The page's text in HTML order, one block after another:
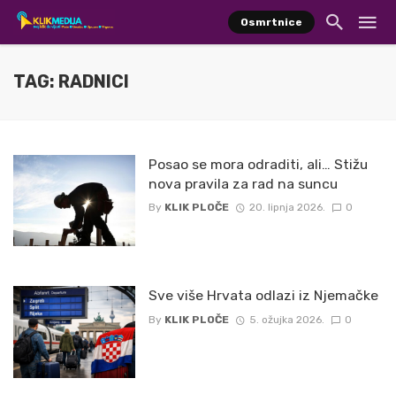
Osmrtnice
TAG: RADNICI
Posao se mora odraditi, ali… Stižu
nova pravila za rad na suncu
By KLIK PLOČE 20. lipnja 2026. 0
Sve više Hrvata odlazi iz Njemačke
By KLIK PLOČE 5. ožujka 2026. 0